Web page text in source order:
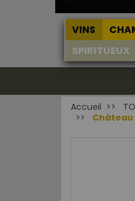
VINS
SPIRITUEUX
Accueil
Château